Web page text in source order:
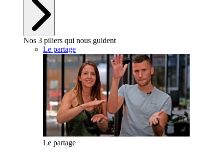
Nos 3 piliers qui nous guident
Le partage
Le partage